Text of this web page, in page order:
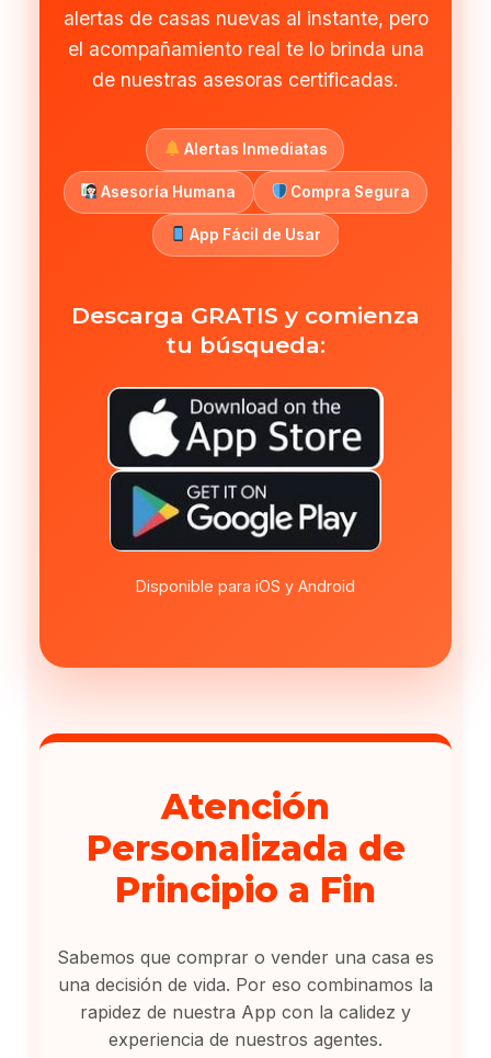
alertas de casas nuevas al instante, pero
el acompañamiento real te lo brinda una
de nuestras asesoras certificadas.
Alertas Inmediatas
Asesoría Humana Compra Segura
App Fácil de Usar
Descarga GRATIS y comienza
tu búsqueda:
Disponible para iOS y Android
Atención
Personalizada de
Principio a Fin
Sabemos que comprar o vender una casa es
una decisión de vida. Por eso combinamos la
rapidez de nuestra App con la calidez y
experiencia de nuestros agentes.